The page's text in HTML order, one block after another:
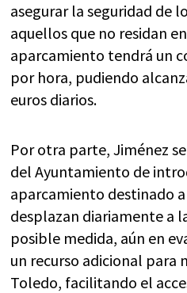
asegurar la seguridad de
aquellos que no residan
aparcamiento tendrá un
por hora, pudiendo
euros diarios.
Por otra parte, Jiménez
del Ayuntamiento de
aparcamiento destinado
desplazan diariamente a
posible medida, aún en
un recurso adicional para
Toledo, facilitando el